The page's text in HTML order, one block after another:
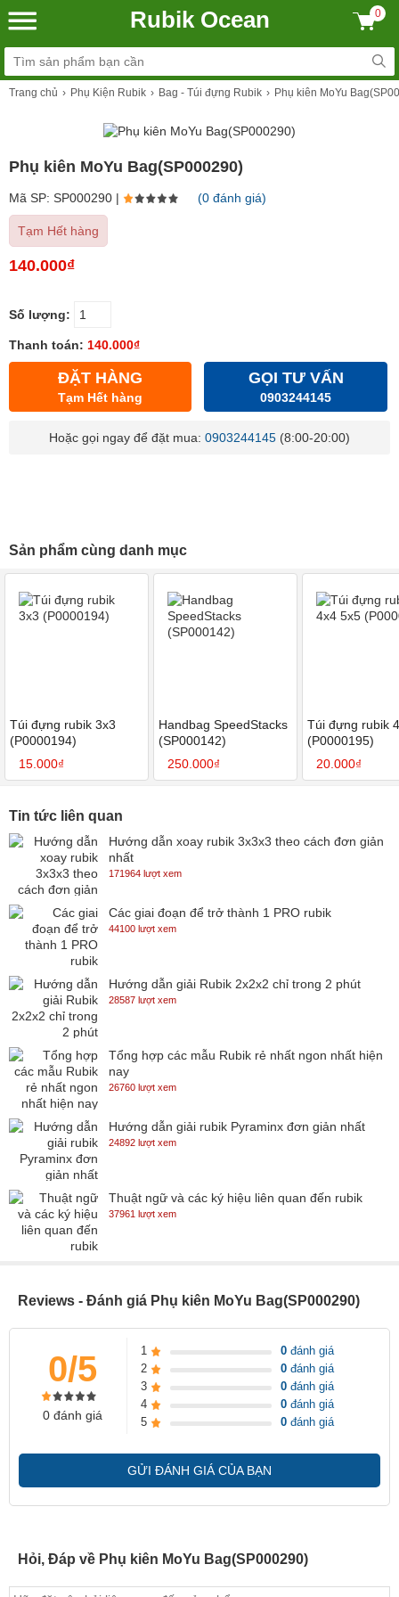
Rubik Ocean 0
Trang chủ Phụ Kiện Rubik Bag - Túi đựng Rubik Phụ kiên MoYu
Phụ kiên MoYu Bag(SP000290)
Mã SP: SP000290 | (0 đánh giá)
Tạm Hết hàng
140.000₫
Số lượng:
Thanh toán: 140.000₫
ĐẶT HÀNG
Tạm Hết hàng
GỌI TƯ VẤN
0903244145
Hoặc gọi ngay để đặt mua: 0903244145 (8:00-20:00)
Sản phẩm cùng danh mục
Túi đựng rubik 3x3
(P0000194)
15.000₫
Handbag SpeedStacks
(SP000142)
250.000₫
Túi đựng rubik
(P0000195)
20.000₫
Tin tức liên quan
Hướng dẫn xoay rubik 3x3x3 theo cách đơn giản
nhất
171964 lượt xem
Các giai đoạn để trở thành 1 PRO rubik
44100 lượt xem
Hướng dẫn giải Rubik 2x2x2 chỉ trong 2 phút
28587 lượt xem
Tổng hợp các mẫu Rubik rẻ nhất ngon nhất hiện
nay
26760 lượt xem
Hướng dẫn giải rubik Pyraminx đơn giản nhất
24892 lượt xem
Thuật ngữ và các ký hiệu liên quan đến rubik
37961 lượt xem
Reviews - Đánh giá Phụ kiên MoYu Bag(SP000290)
0/5
0 đánh giá
1 0 đánh giá
2
0 đánh giá
3
0 đánh giá
4
0 đánh giá
5
0 đánh giá
GỬI ĐÁNH GIÁ CỦA BẠN
Hỏi, Đáp về Phụ kiên MoYu Bag(SP000290)